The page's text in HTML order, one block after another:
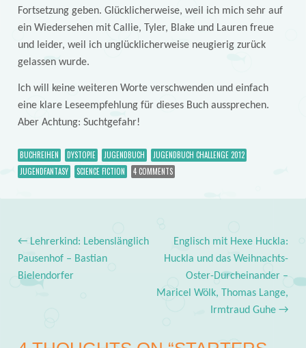
Fortsetzung geben. Glücklicherweise, weil ich mich sehr auf
ein Wiedersehen mit Callie, Tyler, Blake und Lauren freue
und leider, weil ich unglücklicherweise neugierig zurück
gelassen wurde.
Ich will keine weiteren Worte verschwenden und einfach
eine klare Leseempfehlung für dieses Buch aussprechen.
Aber Achtung: Suchtgefahr!
BUCHREIHEN DYSTOPIE JUGENDBUCH
JUGENDBUCH CHALLENGE 2012
JUGENDFANTASY
SCIENCE FICTION 4 COMMENTS
Post navigation
←Lehrerkind: Lebenslänglich
Pausenhof – Bastian
Bielendorfer
Englisch mit Hexe Huckla:
Huckla und das Weihnachts-
Oster-Durcheinander –
Maricel Wölk, Thomas Lange,
Irmtraud Guhe→